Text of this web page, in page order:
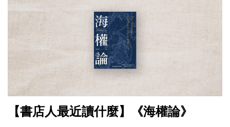
【書店人最近讀什麼】《海權論》